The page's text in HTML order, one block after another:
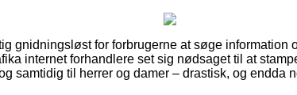
gnidningsløst for forbrugerne at søge information
internet forhandlere set sig nødsaget til at
samtidig til herrer og damer – drastisk, og endda